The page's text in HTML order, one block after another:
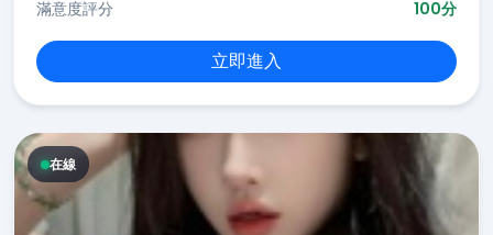
滿意度評分
100分
立即進入
在線